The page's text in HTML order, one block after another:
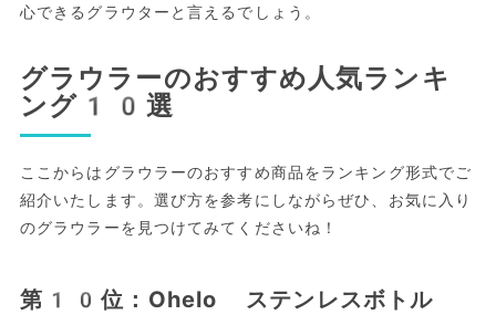
心できるグラウターと言えるでしょう。
グラウラーのおすすめ人気ランキ
ング10選
ここからはグラウラーのおすすめ商品をランキング形式でご
紹介いたします。選び方を参考にしながらぜひ、お気に入り
のグラウラーを見つけてみてくださいね！
第10位：Ohelo ステンレスボトル